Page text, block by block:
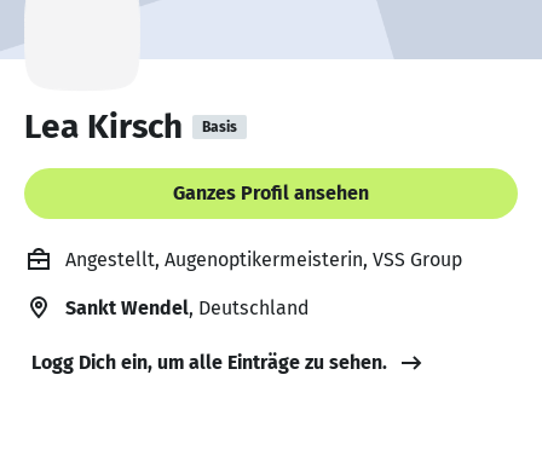
Lea Kirsch Basis
Ganzes Profil ansehen
Angestellt, Augenoptikermeisterin, VSS Group
Sankt Wendel, Deutschland
Logg Dich ein, um alle Einträge zu sehen.